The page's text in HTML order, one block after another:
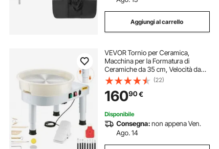
Aggiungi al carrello
VEVOR Tornio per Ceramica,
Macchina per la Formatura di
Ceramiche da 35 cm, Velocità da
60 a 300 giri/min, con Accessori
Pedale, Gamba di Sollevamento
Regolabile, Vasca Rimovibile,
Bianco
(22)
16090€
Disponibile
Consegna:non appena Ven.
Ago. 14